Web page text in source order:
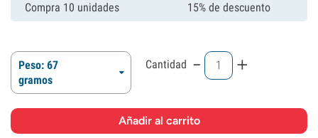
Compra 10 unidades 15% de descuento
Peso: 67
gramos
Cantidad - +